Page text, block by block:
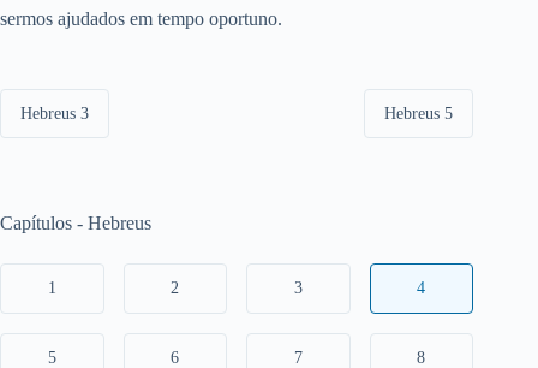
sermos ajudados em tempo oportuno.
Hebreus 3 Hebreus 5
Capítulos - Hebreus
1 2 3 4
5 6 7 8